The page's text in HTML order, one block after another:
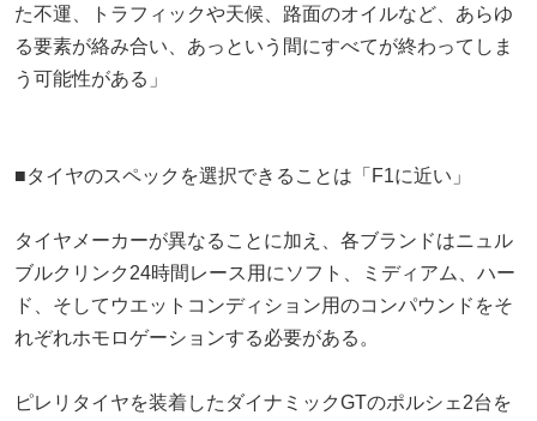
た不運、トラフィックや天候、路面のオイルなど、あらゆ
る要素が絡み合い、あっという間にすべてが終わってしま
う可能性がある」
■タイヤのスペックを選択できることは「F1に近い」
タイヤメーカーが異なることに加え、各ブランドはニュル
ブルクリンク24時間レース用にソフト、ミディアム、ハー
ド、そしてウエットコンディション用のコンパウンドをそ
れぞれホモロゲーションする必要がある。
ピレリタイヤを装着したダイナミックGTのポルシェ2台を